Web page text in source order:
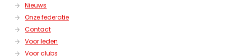
Nieuws
Onze federatie
Contact
Voor leden
Voor clubs